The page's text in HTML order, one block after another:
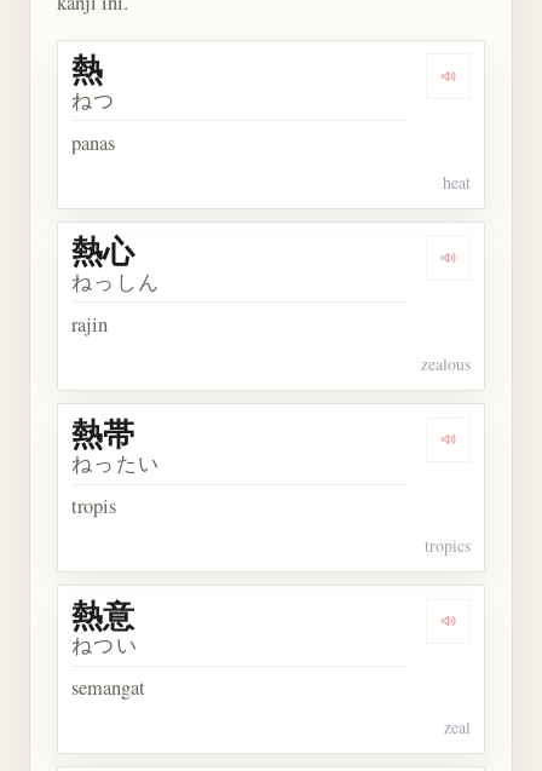
Dengarkan
熱
ねつ
panas
heat
Dengarkan
熱心
ねっしん
rajin
zealous
Dengarkan
熱帯
ねったい
tropis
tropics
Dengarkan
熱意
ねつい
semangat
zeal